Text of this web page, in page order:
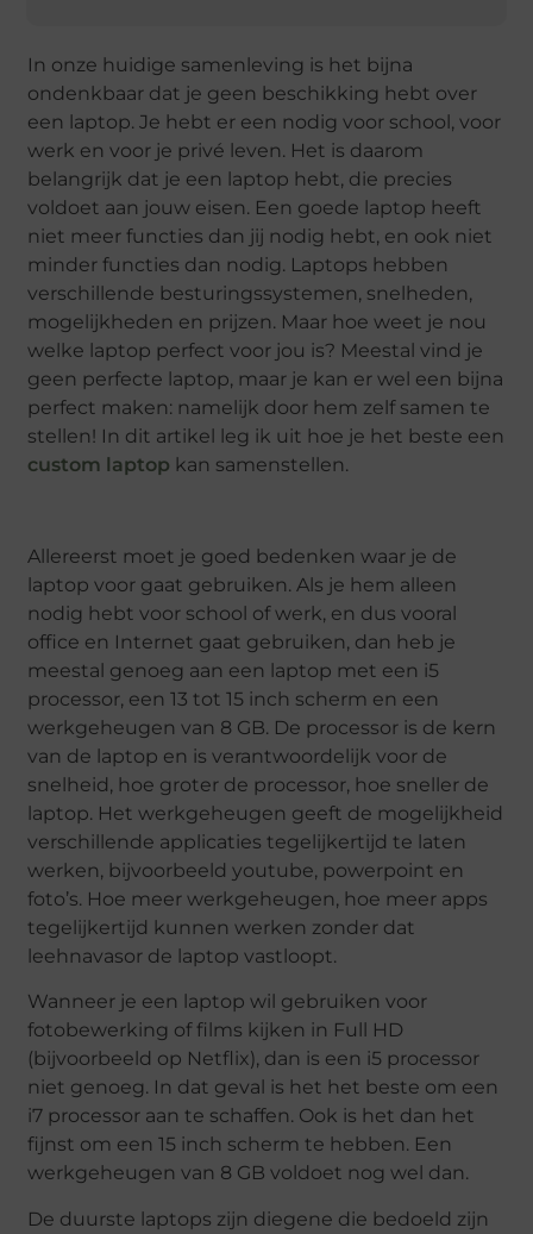
In onze huidige samenleving is het bijna
ondenkbaar dat je geen beschikking hebt over
een laptop. Je hebt er een nodig voor school, voor
werk en voor je privé leven. Het is daarom
belangrijk dat je een laptop hebt, die precies
voldoet aan jouw eisen. Een goede laptop heeft
niet meer functies dan jij nodig hebt, en ook niet
minder functies dan nodig. Laptops hebben
verschillende besturingssystemen, snelheden,
mogelijkheden en prijzen. Maar hoe weet je nou
welke laptop perfect voor jou is? Meestal vind je
geen perfecte laptop, maar je kan er wel een bijna
perfect maken: namelijk door hem zelf samen te
stellen! In dit artikel leg ik uit hoe je het beste een
custom laptop kan samenstellen.
Allereerst moet je goed bedenken waar je de
laptop voor gaat gebruiken. Als je hem alleen
nodig hebt voor school of werk, en dus vooral
office en Internet gaat gebruiken, dan heb je
meestal genoeg aan een laptop met een i5
processor, een 13 tot 15 inch scherm en een
werkgeheugen van 8 GB. De processor is de kern
van de laptop en is verantwoordelijk voor de
snelheid, hoe groter de processor, hoe sneller de
laptop. Het werkgeheugen geeft de mogelijkheid
verschillende applicaties tegelijkertijd te laten
werken, bijvoorbeeld youtube, powerpoint en
foto’s. Hoe meer werkgeheugen, hoe meer apps
tegelijkertijd kunnen werken zonder dat
leehnavasor de laptop vastloopt.
Wanneer je een laptop wil gebruiken voor
fotobewerking of films kijken in Full HD
(bijvoorbeeld op Netflix), dan is een i5 processor
niet genoeg. In dat geval is het het beste om een
i7 processor aan te schaffen. Ook is het dan het
fijnst om een 15 inch scherm te hebben. Een
werkgeheugen van 8 GB voldoet nog wel dan.
De duurste laptops zijn diegene die bedoeld zijn